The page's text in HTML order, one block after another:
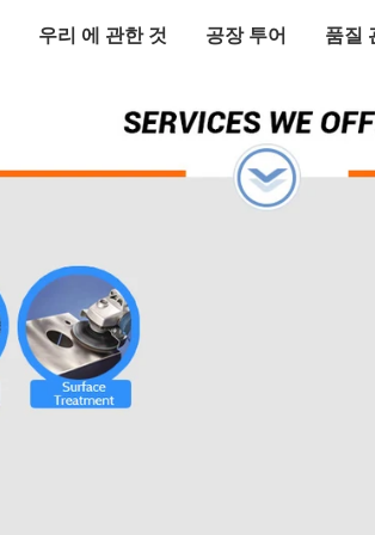
우리 에 관한 것 공장 투어 품질